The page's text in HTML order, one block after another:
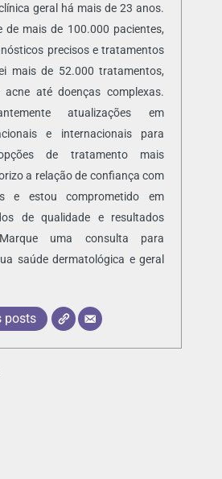
geral há mais de 23 anos.
de mais de 100.000 pacientes,
precisos e tratamentos
mais de 52.000 tratamentos,
até doenças complexas.
atualizações em
e internacionais para
de tratamento mais
a relação de confiança com
e estou comprometido em
de qualidade e resultados
uma consulta para
saúde dermatológica e geral
posts